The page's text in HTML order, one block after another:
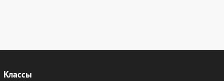
Классы